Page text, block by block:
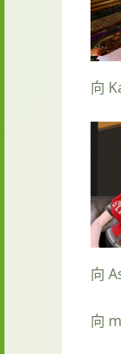
向
向
向